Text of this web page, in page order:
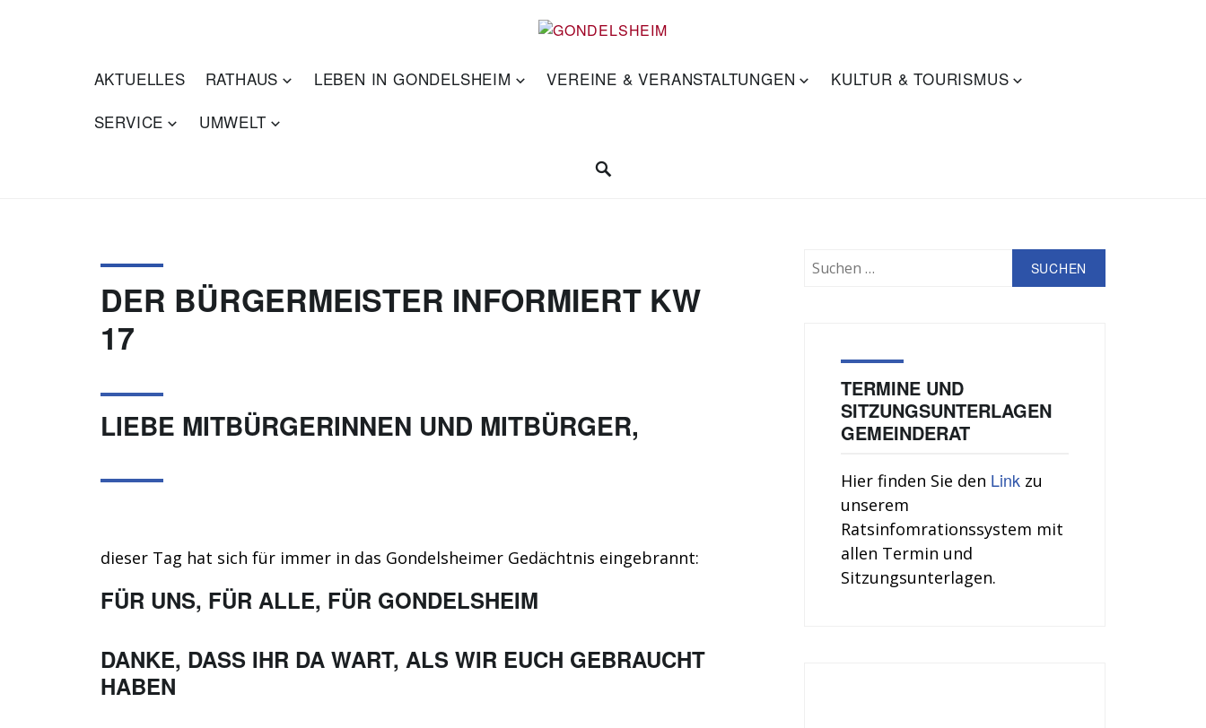
AKTUELLES RATHAUS LEBEN IN GONDELSHEIM VEREINE & VERANSTALTUNGEN
KULTUR & TOURISMUS
SERVICE
UMWELT
DER BÜRGERMEISTER INFORMIERT KW
17
LIEBE MITBÜRGERINNEN UND MITBÜRGER,
dieser Tag hat sich für immer in das Gondelsheimer Gedächtnis eingebrannt:
FÜR UNS, FÜR ALLE, FÜR GONDELSHEIM
DANKE, DASS IHR DA WART, ALS WIR EUCH GEBRAUCHT
HABEN
nach:
TERMINE UND
SITZUNGSUNTERLAGEN
GEMEINDERAT
Hier finden Sie den Link zu
unserem
Ratsinfomrationssystem mit
allen Termin und
Sitzungsunterlagen.